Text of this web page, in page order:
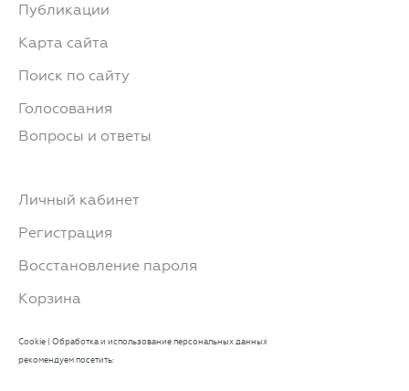
Публикации
Карта сайта
Поиск по сайту
Голосования
Вопросы и ответы
Личный кабинет
Регистрация
Восстановление пароля
Корзина
Cookie | Обработка и использование персональных данных
рекомендуем посетить: